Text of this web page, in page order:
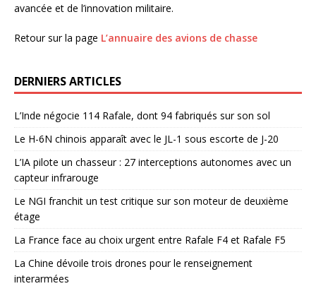
avancée et de l’innovation militaire.
Retour sur la page L’annuaire des avions de chasse
DERNIERS ARTICLES
L’Inde négocie 114 Rafale, dont 94 fabriqués sur son sol
Le H-6N chinois apparaît avec le JL-1 sous escorte de J-20
L’IA pilote un chasseur : 27 interceptions autonomes avec un
capteur infrarouge
Le NGI franchit un test critique sur son moteur de deuxième
étage
La France face au choix urgent entre Rafale F4 et Rafale F5
La Chine dévoile trois drones pour le renseignement
interarmées